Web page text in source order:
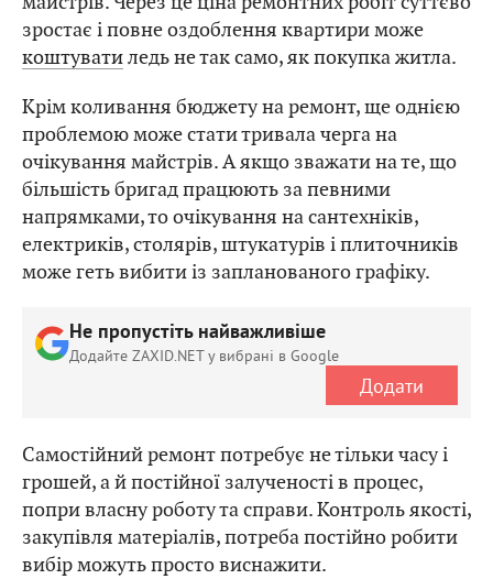
зростає і повне оздоблення квартири може
коштуватиледь не так само, як покупка житла.
Крім коливання бюджету на ремонт, ще однією
проблемою може стати тривала черга на
очікування майстрів. А якщо зважати на те, що
більшість бригад працюють за певними
напрямками, то очікування на сантехніків,
електриків, столярів, штукатурів і плиточників
може геть вибити із запланованого графіку.
Не пропустіть найважливіше
Додайте ZAXID.NET у вибрані в Google
Додати
Самостійний ремонт потребує не тільки часу і
грошей, а й постійної залученості в процес,
попри власну роботу та справи. Контроль якості,
закупівля матеріалів, потреба постійно робити
вибір можуть просто виснажити.